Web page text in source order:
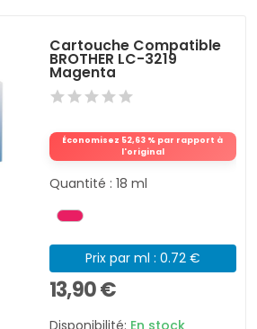
Cartouche Compatible
BROTHER LC-3219
Magenta
Économisez 52,63 % par rapport à
l'original
Quantité : 18 ml
Prix par ml : 0.72 €
13,90 €
Disponibilité: En stock